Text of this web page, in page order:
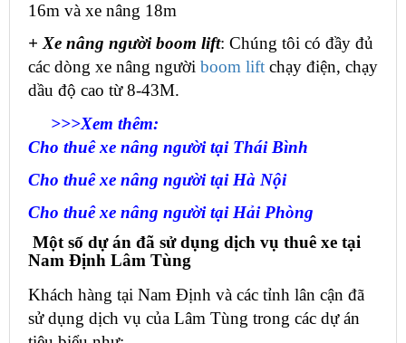
16m và xe nâng 18m
+ Xe nâng người boom lift: Chúng tôi có đầy đủ
các dòng xe nâng người boom lift chạy điện, chạy
dầu độ cao từ 8-43M.
>>>Xem thêm:
Cho thuê xe nâng người tại Thái Bình
Cho thuê xe nâng người tại Hà Nội
Cho thuê xe nâng người tại Hải Phòng
Một số dự án đã sử dụng dịch vụ thuê xe tại
Nam Định Lâm Tùng
Khách hàng tại Nam Định và các tỉnh lân cận đã
sử dụng dịch vụ của Lâm Tùng trong các dự án